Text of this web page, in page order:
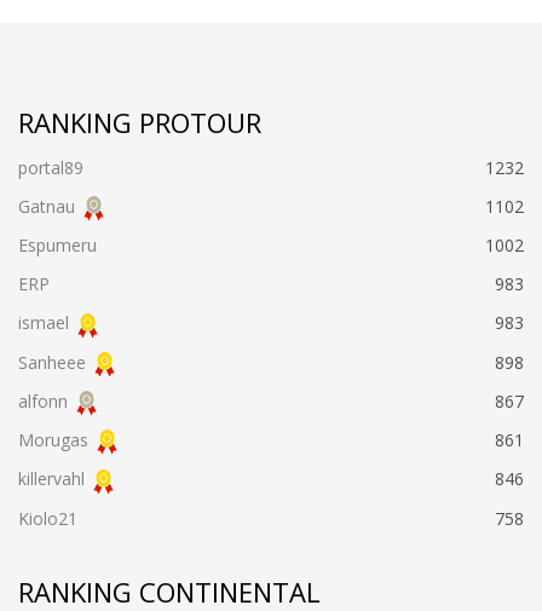
RANKING PROTOUR
portal89
1232
Gatnau
1102
Espumeru
1002
ERP
983
ismael
983
Sanheee
898
alfonn
867
Morugas
861
killervahl
846
Kiolo21
758
RANKING CONTINENTAL